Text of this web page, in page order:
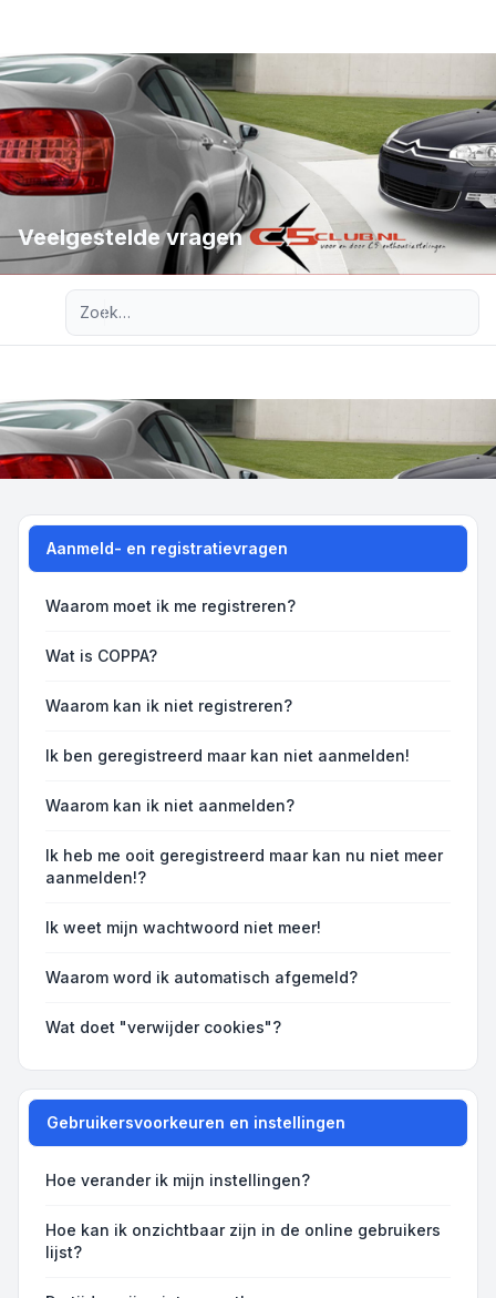
Veelgestelde vragen
Aanmeld- en registratievragen
Waarom moet ik me registreren?
Wat is COPPA?
Waarom kan ik niet registreren?
Ik ben geregistreerd maar kan niet aanmelden!
Waarom kan ik niet aanmelden?
Ik heb me ooit geregistreerd maar kan nu niet meer
aanmelden!?
Ik weet mijn wachtwoord niet meer!
Waarom word ik automatisch afgemeld?
Wat doet "verwijder cookies"?
Gebruikersvoorkeuren en instellingen
Hoe verander ik mijn instellingen?
Hoe kan ik onzichtbaar zijn in de online gebruikers
lijst?